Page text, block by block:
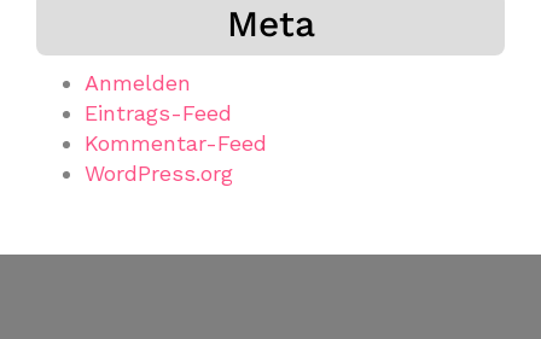
Meta
Anmelden
Eintrags-Feed
Kommentar-Feed
WordPress.org